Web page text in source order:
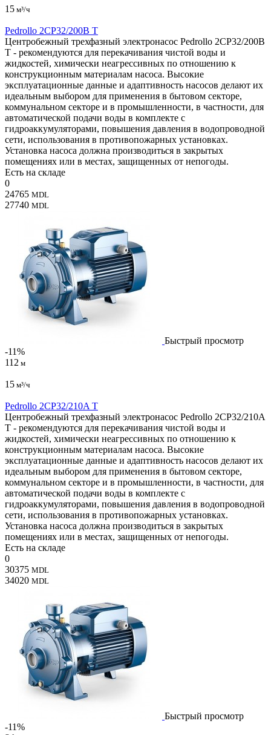
15 м³/ч
Pedrollo 2CP32/200B T
Центробежный трехфазный электронасос Pedrollo 2CP32/200B
T - рекомендуются для перекачивания чистой воды и
жидкостей, химически неагрессивных по отношению к
конструкционным материалам насоса. Высокие
эксплуатационные данные и адаптивность насосов делают их
идеальным выбором для применения в бытовом секторе,
коммунальном секторе и в промышленности, в частности, для
автоматической подачи воды в комплекте с
гидроаккумуляторами, повышения давления в водопроводной
сети, использования в противопожарных установках.
Установка насоса должна производиться в закрытых
помещениях или в местах, защищенных от непогоды.
Есть на складе
0
24765 MDL
27740 MDL
Быстрый просмотр
-11%
112 м
15 м³/ч
Pedrollo 2CP32/210A T
Центробежный трехфазный электронасос Pedrollo 2CP32/210A
T - рекомендуются для перекачивания чистой воды и
жидкостей, химически неагрессивных по отношению к
конструкционным материалам насоса. Высокие
эксплуатационные данные и адаптивность насосов делают их
идеальным выбором для применения в бытовом секторе,
коммунальном секторе и в промышленности, в частности, для
автоматической подачи воды в комплекте с
гидроаккумуляторами, повышения давления в водопроводной
сети, использования в противопожарных установках.
Установка насоса должна производиться в закрытых
помещениях или в местах, защищенных от непогоды.
Есть на складе
0
30375 MDL
34020 MDL
Быстрый просмотр
-11%